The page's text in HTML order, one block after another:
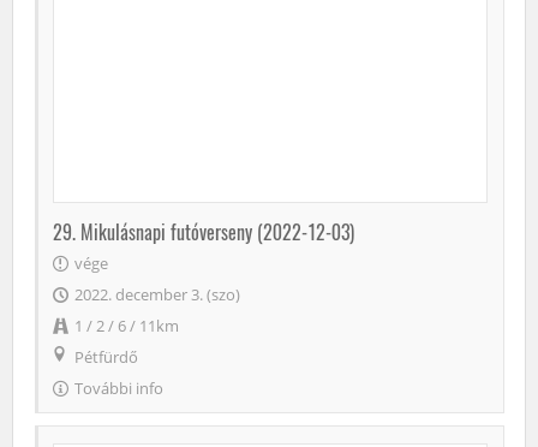
29. Mikulásnapi futóverseny (2022-12-03)
vége
2022. december 3. (szo)
1 / 2 / 6 / 11km
Pétfürdő
További info